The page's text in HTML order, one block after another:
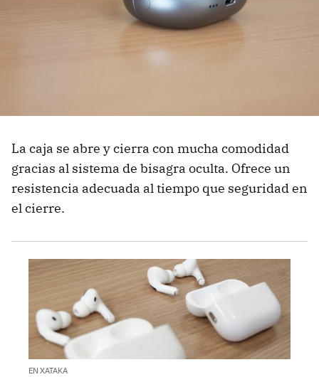
La caja se abre y cierra con mucha comodidad
gracias al sistema de bisagra oculta. Ofrece un
resistencia adecuada al tiempo que seguridad en
el cierre.
EN XATAKA